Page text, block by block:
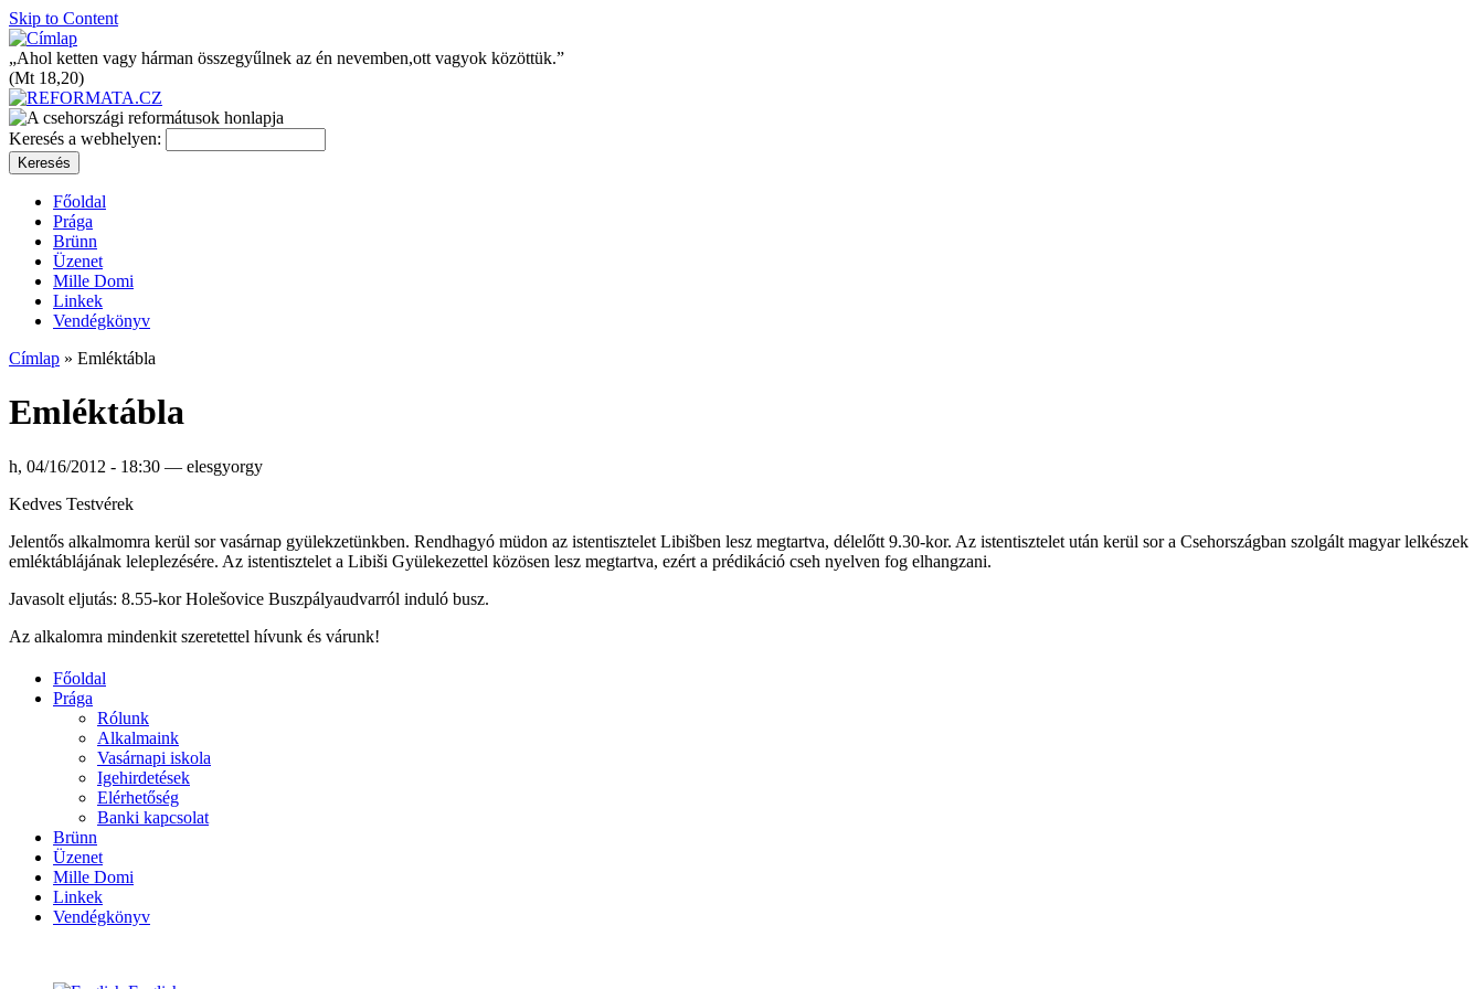
Skip to Content
„Ahol ketten vagy hárman összegyűlnek az én nevemben,ott vagyok közöttük.”
(Mt 18,20)
Keresés a webhelyen:
Főoldal
Prága
Brünn
Üzenet
Mille Domi
Linkek
Vendégkönyv
Címlap » Emléktábla
Emléktábla
h, 04/16/2012 - 18:30 — elesgyorgy
Kedves Testvérek
Jelentős alkalmomra kerül sor vasárnap gyülekzetünkben. Rendhagyó müdon az istentisztelet Libišben lesz megtartva, délelőtt 9.30-kor. Az istentisztelet után kerül sor a Csehországban szolgált magyar lelkészek
emléktáblájának leleplezésére. Az istentisztelet a Libiši Gyülekezettel közösen lesz megtartva, ezért a prédikáció cseh nyelven fog elhangzani.
Javasolt eljutás: 8.55-kor Holešovice Buszpályaudvarról induló busz.
Az alkalomra mindenkit szeretettel hívunk és várunk!
Főoldal
Prága
Rólunk
Alkalmaink
Vasárnapi iskola
Igehirdetések
Elérhetőség
Banki kapcsolat
Brünn
Üzenet
Mille Domi
Linkek
Vendégkönyv